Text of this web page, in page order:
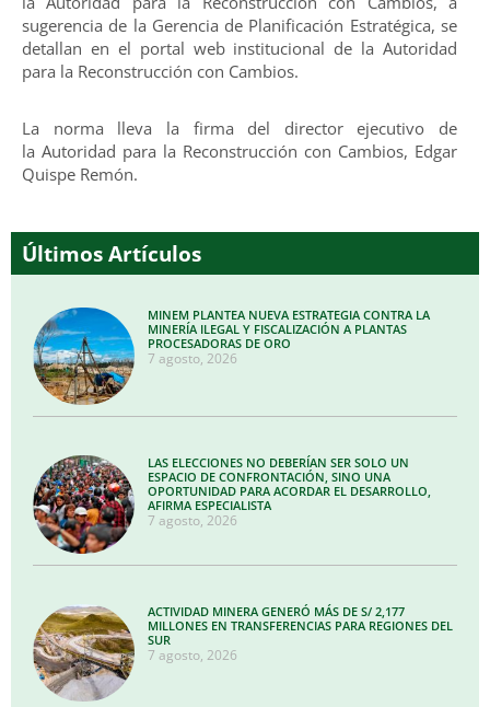
sugerencia de la Gerencia de Planificación Estratégica, se
detallan en el portal web institucional de la Autoridad
para la Reconstrucción con Cambios.
La norma lleva la firma del director ejecutivo de
la Autoridad para la Reconstrucción con Cambios, Edgar
Quispe Remón.
Últimos Artículos
MINEM PLANTEA NUEVA ESTRATEGIA CONTRA LA
MINERÍA ILEGAL Y FISCALIZACIÓN A PLANTAS
PROCESADORAS DE ORO
7 agosto, 2026
LAS ELECCIONES NO DEBERÍAN SER SOLO UN
ESPACIO DE CONFRONTACIÓN, SINO UNA
OPORTUNIDAD PARA ACORDAR EL DESARROLLO,
AFIRMA ESPECIALISTA
7 agosto, 2026
ACTIVIDAD MINERA GENERÓ MÁS DE S/ 2,177
MILLONES EN TRANSFERENCIAS PARA REGIONES DEL
SUR
7 agosto, 2026